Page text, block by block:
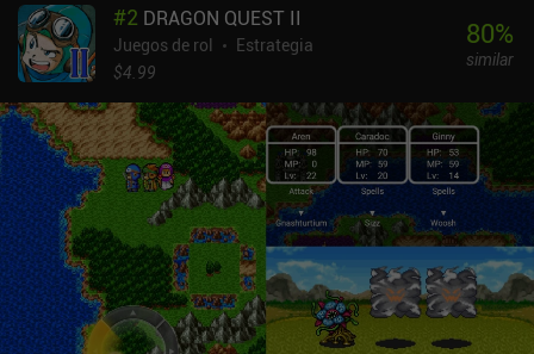
#2 DRAGON QUEST II
Juegos de rol
Estrategia
$4.99
80%
similar